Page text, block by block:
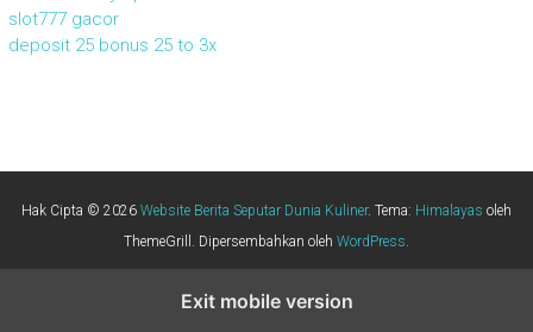
slot777 gacor
deposit 25 bonus 25 to 3x
Hak Cipta © 2026 Website Berita Seputar Dunia Kuliner. Tema: Himalayas oleh
ThemeGrill. Dipersembahkan oleh WordPress.
Exit mobile version